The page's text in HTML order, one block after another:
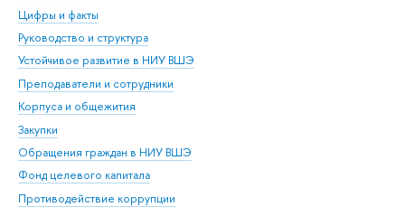
Цифры и факты
Руководство и структура
Устойчивое развитие в НИУ ВШЭ
Преподаватели и сотрудники
Корпуса и общежития
Закупки
Обращения граждан в НИУ ВШЭ
Фонд целевого капитала
Противодействие коррупции